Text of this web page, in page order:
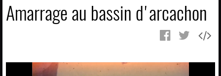
Amarrage au bassin d'arcachon